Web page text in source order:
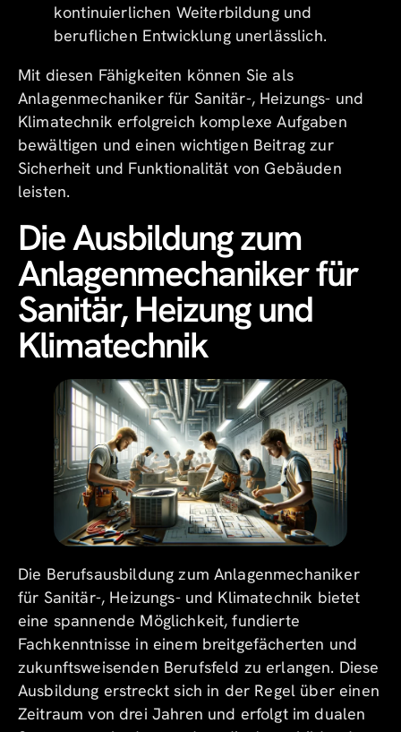
kontinuierlichen Weiterbildung und
beruflichen Entwicklung unerlässlich.
Mit diesen Fähigkeiten können Sie als
Anlagenmechaniker für Sanitär-, Heizungs- und
Klimatechnik erfolgreich komplexe Aufgaben
bewältigen und einen wichtigen Beitrag zur
Sicherheit und Funktionalität von Gebäuden
leisten.
Die Ausbildung zum
Anlagenmechaniker für
Sanitär, Heizung und
Klimatechnik
Die Berufsausbildung zum Anlagenmechaniker
für Sanitär-, Heizungs- und Klimatechnik bietet
eine spannende Möglichkeit, fundierte
Fachkenntnisse in einem breitgefächerten und
zukunftsweisenden Berufsfeld zu erlangen. Diese
Ausbildung erstreckt sich in der Regel über einen
Zeitraum von drei Jahren und erfolgt im dualen